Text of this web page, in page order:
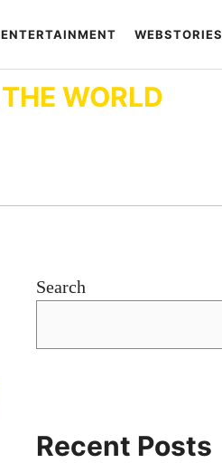
ENTERTAINMENT WEBSTORIES
WORLD
Search
Recent Posts